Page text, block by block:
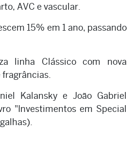
AVC e vascular.
15% em 1 ano, passando
linha Clássico com nova
Kalansky e João Gabriel
"Investimentos em Special